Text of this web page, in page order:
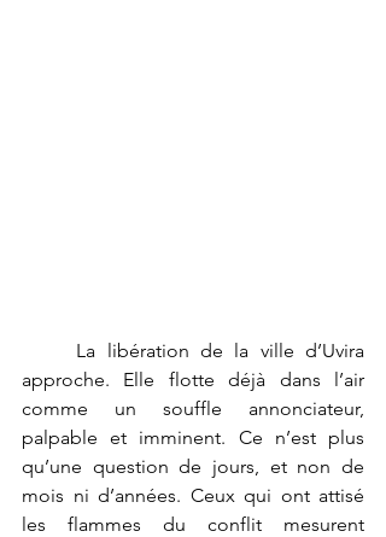
approche. Elle flotte déjà dans l’air
comme un souffle annonciateur,
palpable et imminent. Ce n’est plus
qu’une question de jours, et non de
mois ni d’années. Ceux qui ont attisé
les flammes du conflit mesurent